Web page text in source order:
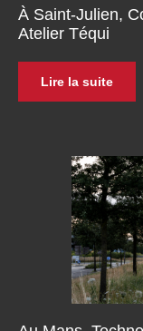
À Saint-Julien,
Atelier Téqui
Lire la suite